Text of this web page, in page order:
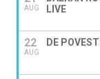
AUG
LIVE
22
AUG
DE